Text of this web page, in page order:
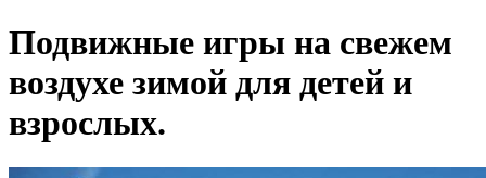
Подвижные игры на свежем
воздухе зимой для детей и
взрослых.